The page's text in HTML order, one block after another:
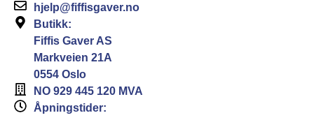
hjelp@fiffisgaver.no
Butikk:
Fiffis Gaver AS
Markveien 21A
0554 Oslo
NO 929 445 120 MVA
Åpningstider: